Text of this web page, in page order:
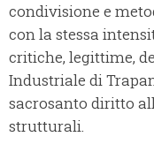
condivisione e
con la stessa
critiche, legittime,
Industriale di
sacrosanto diritto
strutturali.